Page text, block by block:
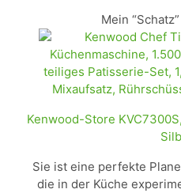
Mein
Kenwood-Store
Sie ist eine perfekte
die in der Küche